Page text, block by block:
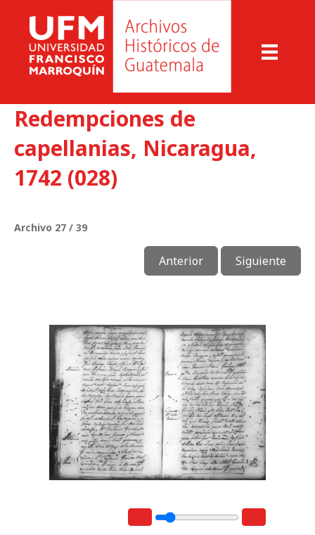
Redempciones de
capellanias, Nicaragua,
1742 (028)
Archivo 27 / 39
Anterior Siguiente